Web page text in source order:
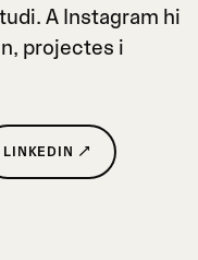
A Instagram hi
projectes i
LINKEDIN ↗